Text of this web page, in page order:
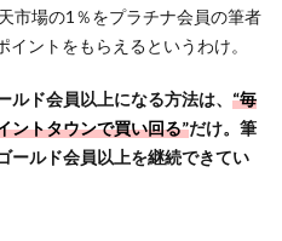
市場の1％をプラチナ会員の筆者
ントをもらえるというわけ。
ド会員以上になる方法は、 “毎
ントタウンで買い回る”だけ。筆
ールド会員以上を継続できてい